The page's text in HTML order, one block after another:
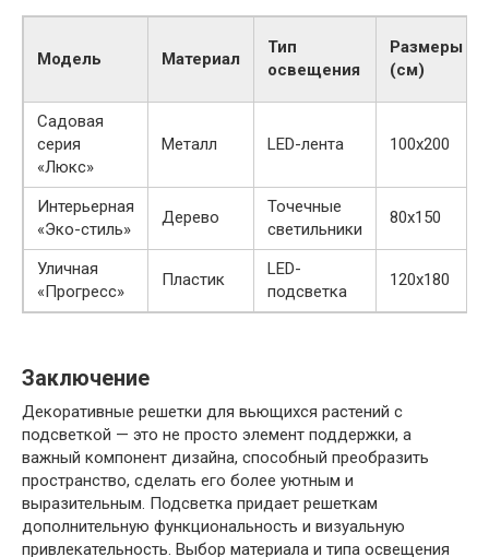
Модель Материал
Тип
освещения
Размеры
(см)
Садовая
серия
«Люкс»
Металл LED-лента 100х200
Интерьерная
«Эко-стиль»
Дерево
Точечные
светильники
80х150
Уличная
«Прогресс»
Пластик
LED-
подсветка
120х180
Заключение
Декоративные решетки для вьющихся растений с
подсветкой — это не просто элемент поддержки, а
важный компонент дизайна, способный преобразить
пространство, сделать его более уютным и
выразительным. Подсветка придает решеткам
дополнительную функциональность и визуальную
привлекательность. Выбор материала и типа освещения